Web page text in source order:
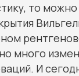
то
много
И